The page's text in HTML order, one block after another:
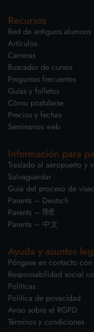
Recursos
Red de antiguos alumnos
Artículos
Carreras
Buscador de cursos
Preguntas frecuentes
Guías y folletos
Cómo postularse
Precios y fechas
Seminarios web
Información para
Traslado al aeropuerto y
Salvaguardar
Guía del proceso de
Parents – Deutsch
Parents – हिंदी
Parents – 中文
Ayuda y asuntos
Póngase en contacto
Responsabilidad social
Políticas
Política de privacidad
Aviso sobre el RGPD
Términos y condiciones